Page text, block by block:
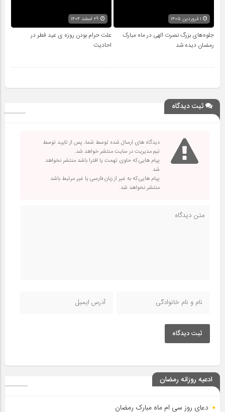
جلوه‌های بزرگ نصرت الهی در ماه مبارک
رمضان دیده شد
علت حرام بودن روزه ی عید فطر در
احادیث
ثبت دیدگاه
دیدگاه های ارسال شده توسط شما، پس از تایید توسط
تیم مدیریت در سایت منتشر خواهد شد.
پیام هایی که حاوی تهمت یا افترا باشد منتشر نخواهد
شد.
پیام هایی که به غیر از زبان فارسی یا غیر مرتبط باشد
منتشر نخواهد شد.
ثبت دیدگاه
ادعیه روزانه رمضان
دعای روز سی ام ماه مبارک رمضان